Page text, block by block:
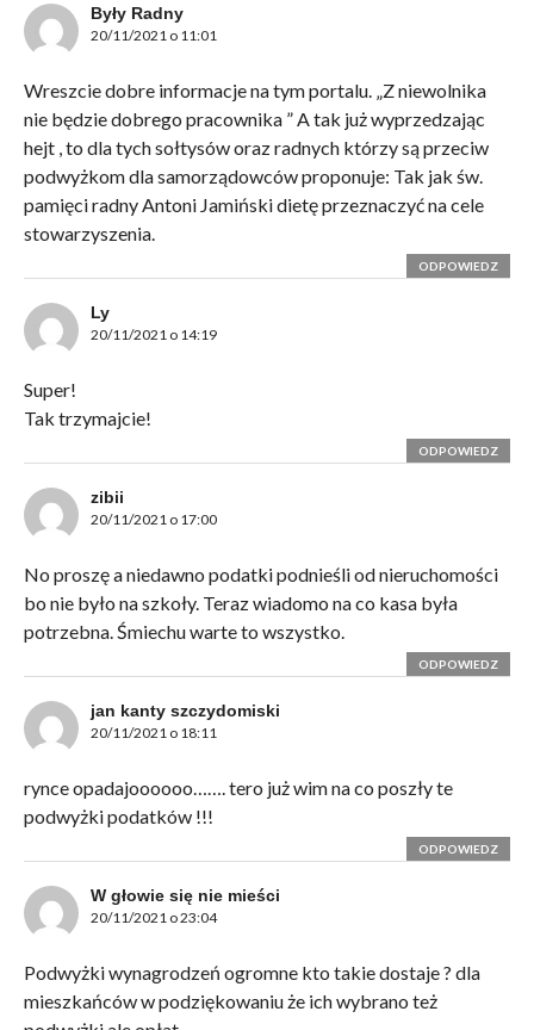
Były Radny
20/11/2021 o 11:01
Wreszcie dobre informacje na tym portalu. „Z niewolnika
nie będzie dobrego pracownika ” A tak już wyprzedzając
hejt , to dla tych sołtysów oraz radnych którzy są przeciw
podwyżkom dla samorządowców proponuje: Tak jak św.
pamięci radny Antoni Jamiński dietę przeznaczyć na cele
stowarzyszenia.
ODPOWIEDZ
Ly
20/11/2021 o 14:19
Super!
Tak trzymajcie!
ODPOWIEDZ
zibii
20/11/2021 o 17:00
No proszę a niedawno podatki podnieśli od nieruchomości
bo nie było na szkoły. Teraz wiadomo na co kasa była
potrzebna. Śmiechu warte to wszystko.
ODPOWIEDZ
jan kanty szczydomiski
20/11/2021 o 18:11
rynce opadajoooooo……. tero już wim na co poszły te
podwyżki podatków !!!
ODPOWIEDZ
W głowie się nie mieści
20/11/2021 o 23:04
Podwyżki wynagrodzeń ogromne kto takie dostaje ? dla
mieszkańców w podziękowaniu że ich wybrano też